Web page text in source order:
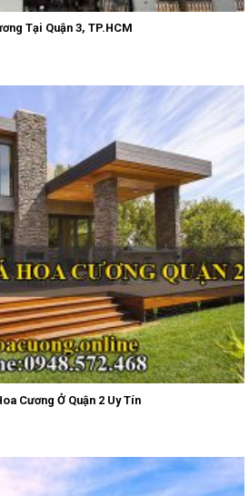
Tại Quận 3, TP.HCM
Cương Ở Quận 2 Uy Tín